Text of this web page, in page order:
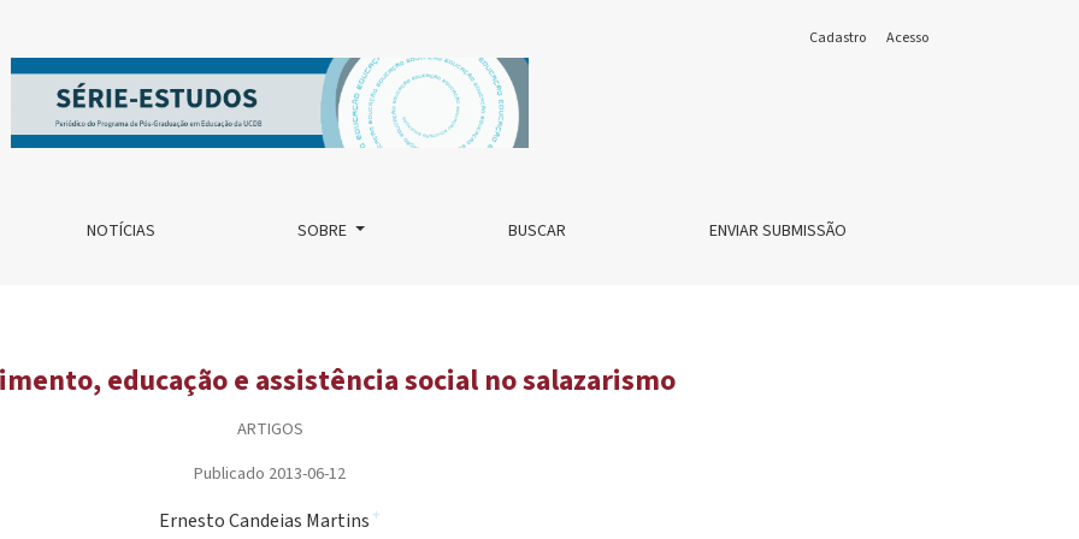
salazarismo
NOTÍCIAS SOBRE BUSCAR ENVIAR SUBMISSÃO
Cadastro Acesso
educação e assistência social no salazarismo
ARTIGOS
Publicado 2013-06-12
Ernesto Candeias Martins +